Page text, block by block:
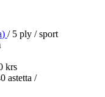
) / 5 ply / sport
krs
astetta /